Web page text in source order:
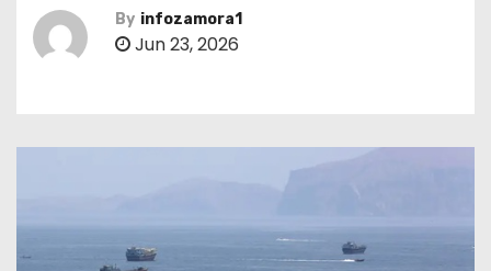
By infozamora1
Jun 23, 2026